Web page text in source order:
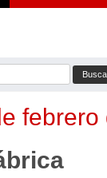
febrero